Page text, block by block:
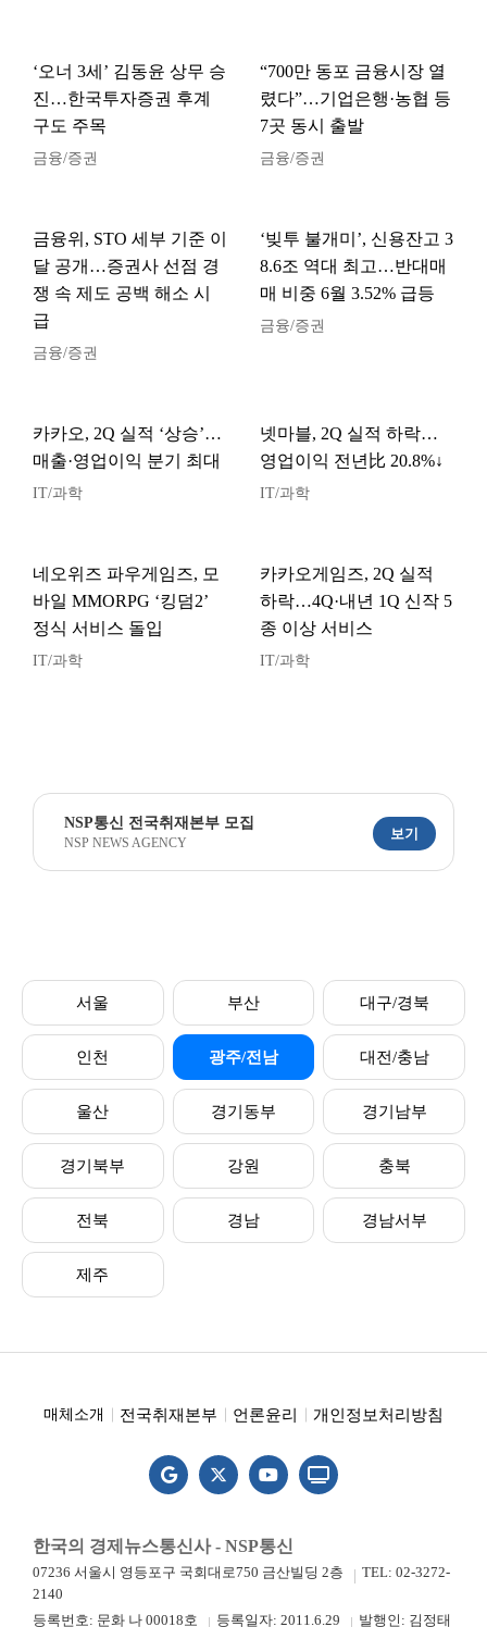
‘오너 3세’ 김동윤 상무 승
진…한국투자증권 후계
구도 주목
금융/증권
“700만 동포 금융시장 열
렸다”…기업은행·농협 등
7곳 동시 출발
금융/증권
금융위, STO 세부 기준 이
달 공개…증권사 선점 경
쟁 속 제도 공백 해소 시
급
금융/증권
‘빚투 불개미’, 신용잔고 3
8.6조 역대 최고…반대매
매 비중 6월 3.52% 급등
금융/증권
카카오, 2Q 실적 ‘상승’…
매출·영업이익 분기 최대
IT/과학
넷마블, 2Q 실적 하락…
영업이익 전년比 20.8%↓
IT/과학
네오위즈 파우게임즈, 모
바일 MMORPG ‘킹덤2’
정식 서비스 돌입
IT/과학
카카오게임즈, 2Q 실적
하락…4Q·내년 1Q 신작 5
종 이상 서비스
IT/과학
NSP통신 전국취재본부 모집
NSP NEWS AGENCY
보기
서울 부산 대구/경북
인천 광주/전남 대전/충남
울산 경기동부 경기남부
경기북부 강원 충북
전북 경남 경남서부
제주
매체소개 전국취재본부 언론윤리 개인정보처리방침
한국의 경제뉴스통신사 - NSP통신
07236 서울시 영등포구 국회대로750 금산빌딩 2층
TEL: 02-3272-
2140
등록번호: 문화 나 00018호
등록일자: 2011.6.29 발행인: 김정태